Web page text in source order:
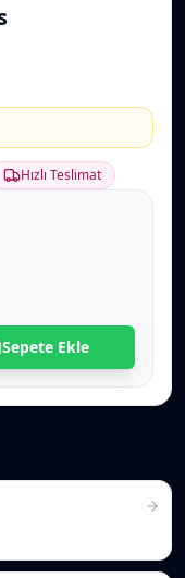
Hızlı Teslimat
Sepete Ekle